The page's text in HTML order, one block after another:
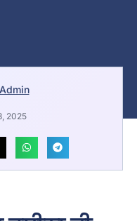
2025